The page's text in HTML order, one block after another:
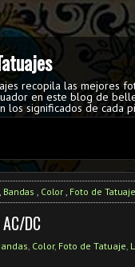
recopila las mejores
en este blog de
los significados de cada
, Bandas , Color , Foto de Tatuaje
DC
, Color, Foto de Tatuaje,